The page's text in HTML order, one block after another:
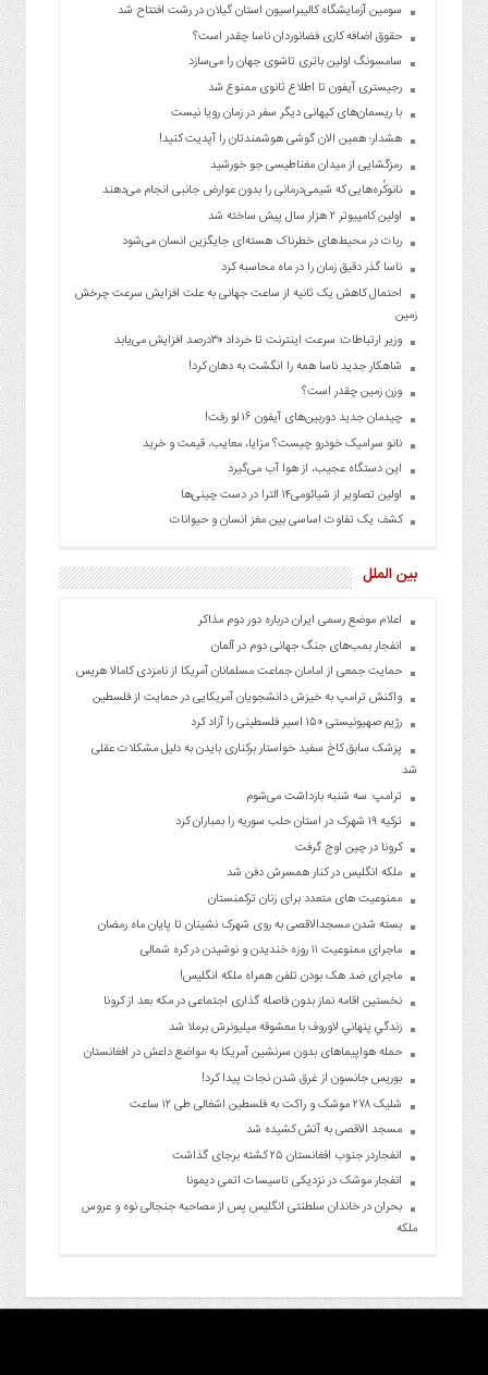
سومین آزمایشگاه کالیبراسیون استان گیلان در رشت افتتاح شد
حقوق اضافه کاری فضانوردان ناسا چقدر است؟
سامسونگ اولین باتری تاشوی جهان را می‌سازد
رجیستری آیفون‌ تا اطلاع ثانوی ممنوع شد
با ریسمان‌های کیهانی دیگر سفر در زمان رویا نیست
هشدار؛ همین الان گوشی هوشمندتان را آپدیت کنید!
رمزگشایی از میدان مغناطیسی جو خورشید
نانوکُره‌هایی که شیمی‌درمانی را بدون عوارض جانبی انجام می‌دهند
اولین کامپیوتر ۲ هزار سال پیش ساخته شد
ربات در محیط‌های خطرناک هسته‌ای جایگزین انسان می‌شود
ناسا گذر دقیق زمان را در ماه محاسبه کرد
احتمال کاهش یک ثانیه از ساعت جهانی به علت افزایش سرعت چرخش
زمین
وزیر ارتباطات: سرعت اینترنت تا خرداد ۳۰درصد افزایش می‌یابد
شاهکار جدید ناسا همه را انگشت به دهان کرد!
وزن زمین چقدر است؟
چیدمان جدید دوربین‌های آیفون ۱۶ لو رفت!
نانو سرامیک خودرو چیست؟ مزایا، معایب، قیمت و خرید
این دستگاه عجیب، از هوا آب می‌گیرد
اولین تصاویر از شیائومی۱۴ الترا در دست چینی‌ها
کشف یک تفاوت اساسی بین مغز انسان و حیوانات
بین الملل
اعلام موضع رسمی ایران درباره دور دوم مذاکر
انفجار بمب‌های جنگ جهانی دوم در آلمان
حمایت جمعی از امامان جماعت مسلمانان آمریکا از نامزدی کامالا هریس
واکنش ترامپ به خیزش دانشجویان آمریکایی در حمایت از فلسطین
رژیم صهیونیستی ۱۵۰ اسیر فلسطینی را آزاد کرد
پزشک سابق کاخ سفید خواستار برکناری بایدن به دلیل مشکلات عقلی
شد
ترامپ: سه شنبه بازداشت می‌شوم
ترکیه ۱۹ شهرک در استان حلب سوریه را بمباران کرد
کرونا در چین اوج گرفت
ملکه انگلیس در کنار همسرش دفن شد
ممنوعیت های متعدد برای زنان ترکمنستان
بسته شدن مسجدالاقصی به روی شهرک نشینان تا پایان ماه رمضان
ماجرای ممنوعیت ۱۱ روزه خندیدن و نوشیدن در کره شمالی
ماجرای ضد هک بودن تلفن همراه ملکه انگلیس!
نخستین اقامه نماز بدون فاصله گذاری اجتماعی در مکه بعد از کرونا
زندگي پنهاني لاوروف با معشوقه ميليونرش برملا شد
حمله هواپیما‌های بدون سرنشین آمریکا به مواضع داعش در افغانستان
بوریس جانسون از غرق شدن نجات پیدا کرد!
شلیک ۲۷۸ موشک و راکت به فلسطین اشغالی طی ۱۲ ساعت
مسجد الاقصی به آتش کشیده شد
انفجاردر جنوب افغانستان ۲۵ کشته برجای گذاشت
انفجار موشک در نزدیکی تاسیسات اتمی دیمونا
بحران در خاندان سلطنتی انگلیس پس از مصاحبه جنجالی نوه و عروس
ملکه